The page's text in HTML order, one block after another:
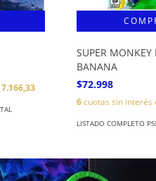
SUPER MONKEY
BANANA
$72.998
6cuotas sin
LISTADO COMPLETO